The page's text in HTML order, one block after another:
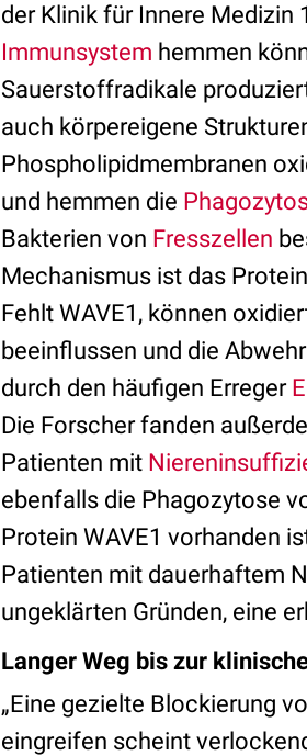
der Klinik für Innere Medizin
Immunsystem hemmen
Sauerstoffradikale
auch körpereigene
Phospholipidmembranen
und hemmen die
Bakterien von Fresszellen
Mechanismus ist das Protein
Fehlt WAVE1, können
beeinflussen und die
durch den häufigen Erreger
Die Forscher fanden
Patienten mit
ebenfalls die Phagozytose
Protein WAVE1 vorhanden
Patienten mit dauerhaftem
ungeklärten Gründen, eine
Langer Weg bis zur
„Eine gezielte Blockierung
eingreifen scheint